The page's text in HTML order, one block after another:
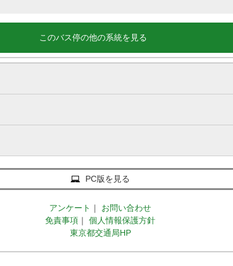
このバス停の他の系統を見る
PC版を見る
アンケート ｜
お問い合わせ
免責事項 ｜
個人情報保護方針
東京都交通局HP